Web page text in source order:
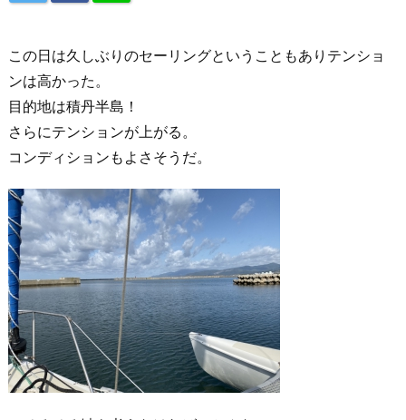
この日は久しぶりのセーリングということもありテンショ
ンは高かった。
目的地は積丹半島！
さらにテンションが上がる。
コンディションもよさそうだ。